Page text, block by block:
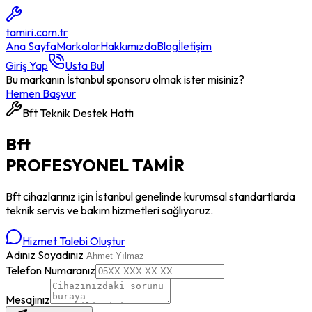
tamiri.com.tr
Ana SayfaMarkalarHakkımızdaBlogİletişim
Giriş Yap
Usta Bul
Bu markanın İstanbul sponsoru olmak ister misiniz?
Hemen Başvur
BftTeknik Destek Hattı
Bft
PROFESYONELTAMİR
Bftcihazlarınız için İstanbul genelinde kurumsal standartlarda
teknik servis ve bakım hizmetleri sağlıyoruz.
Hizmet Talebi Oluştur
Adınız Soyadınız
Telefon Numaranız
Mesajınız